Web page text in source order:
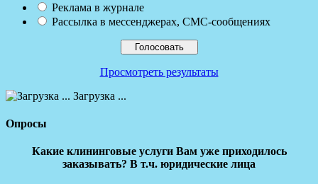
Реклама в журнале
Рассылка в мессенджерах, СМС-сообщениях
Просмотреть результаты
Загрузка ...
Опросы
Какие клининговые услуги Вам уже приходилось
заказывать? В т.ч. юридические лица